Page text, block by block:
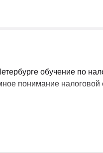
обучение по
понимание